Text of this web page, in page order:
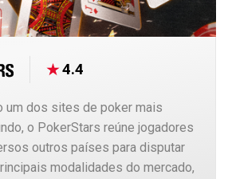
4.4
um dos sites de poker mais
o PokerStars reúne jogadores
outros países para disputar
modalidades do mercado,